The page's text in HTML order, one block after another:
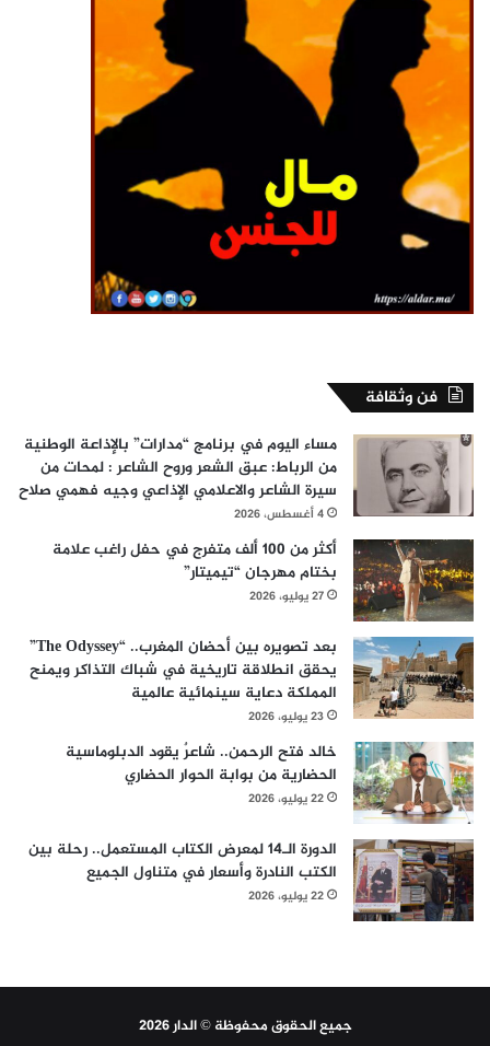
فن وثقافة
مساء اليوم في برنامج “مدارات” بالإذاعة الوطنية
من الرباط: عبق الشعر وروح الشاعر : لمحات من
سيرة الشاعر والاعلامي الإذاعي وجيه فهمي صلاح
4 أغسطس، 2026
أكثر من 100 ألف متفرج في حفل راغب علامة
بختام مهرجان “تيميتار”
27 يوليو، 2026
بعد تصويره بين أحضان المغرب.. “The Odyssey”
يحقق انطلاقة تاريخية في شباك التذاكر ويمنح
المملكة دعاية سينمائية عالمية
23 يوليو، 2026
خالد فتح الرحمن.. شاعرٌ يقود الدبلوماسية
الحضارية من بوابة الحوار الحضاري
22 يوليو، 2026
الدورة الـ14 لمعرض الكتاب المستعمل.. رحلة بين
الكتب النادرة وأسعار في متناول الجميع
22 يوليو، 2026
جميع الحقوق محفوظة © الدار 2026